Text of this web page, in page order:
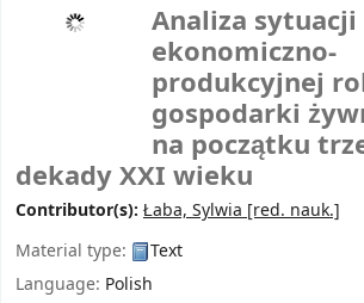
Analiza sytuacji
ekonomiczno-
produkcyjnej
gospodarki
na początku
dekady XXI wieku
Contributor(s): Łaba, Sylwia [red. nauk.]
Material type:
Text
Language: Polish